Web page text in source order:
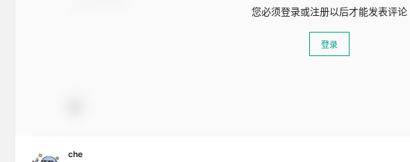
您必须登录或注册以后才能发表评论
登录
che